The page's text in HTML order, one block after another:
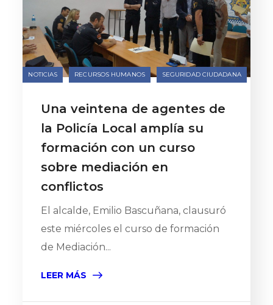
NOTICIAS RECURSOS HUMANOS SEGURIDAD CIUDADANA
Una veintena de agentes de
la Policía Local amplía su
formación con un curso
sobre mediación en
conflictos
El alcalde, Emilio Bascuñana, clausuró
este miércoles el curso de formación
de Mediación...
LEER MÁS